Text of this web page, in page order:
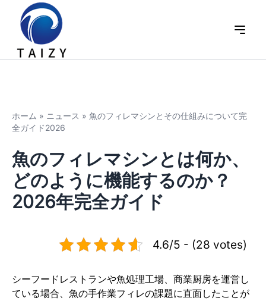
ホーム » ニュース » 魚のフィレマシンとその仕組みについて完
全ガイド2026
魚のフィレマシンとは何か、
どのように機能するのか？
2026年完全ガイド
4.6/5 - (28 votes)
シーフードレストランや魚処理工場、商業厨房を運営し
ている場合、魚の手作業フィレの課題に直面したことが